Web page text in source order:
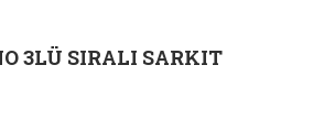
3LÜ SIRALI SARKIT